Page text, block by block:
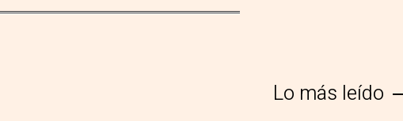
Lo más leído